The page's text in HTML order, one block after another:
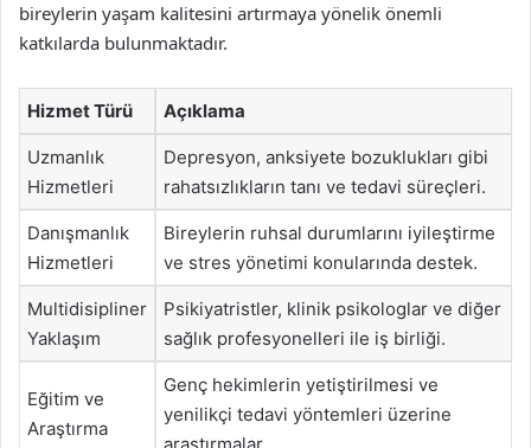
bireylerin yaşam kalitesini artırmaya yönelik önemli
katkılarda bulunmaktadır.
Hizmet Türü Açıklama
Uzmanlık
Hizmetleri
Depresyon, anksiyete bozuklukları gibi
rahatsızlıkların tanı ve tedavi süreçleri.
Danışmanlık
Hizmetleri
Bireylerin ruhsal durumlarını iyileştirme
ve stres yönetimi konularında destek.
Multidisipliner
Yaklaşım
Psikiyatristler, klinik psikologlar ve diğer
sağlık profesyonelleri ile iş birliği.
Eğitim ve
Araştırma
Genç hekimlerin yetiştirilmesi ve
yenilikçi tedavi yöntemleri üzerine